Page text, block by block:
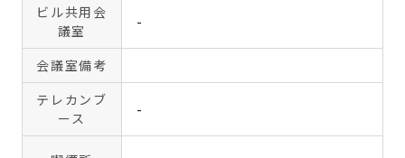
ビル共用会
議室
-
会議室備考
テレカンブ
ース
-